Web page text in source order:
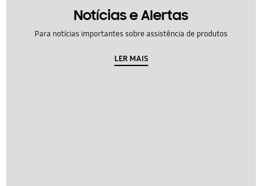
Notícias e Alertas
Para notícias importantes sobre assistência de produtos
LER MAIS